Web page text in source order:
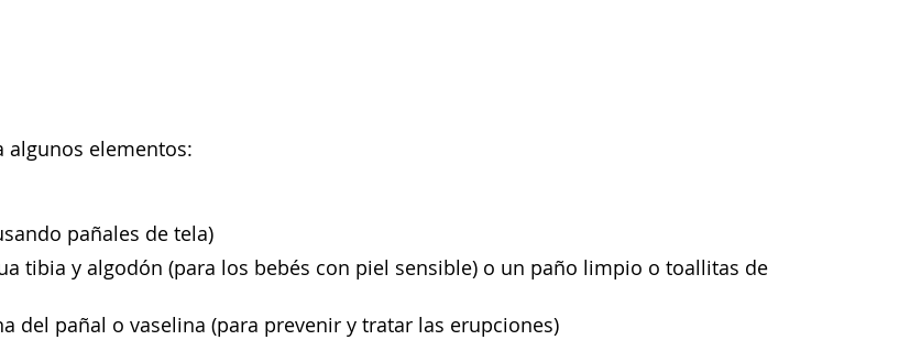
algunos elementos:
pañales de tela)
tibia y algodón (para los bebés con piel sensible) o un paño limpio o toallitas de
del pañal o vaselina (para prevenir y tratar las erupciones)